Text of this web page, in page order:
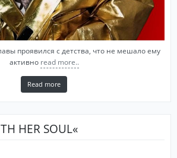
проявился с детства, что не мешало ему
активно read more..
Read more
HER SOUL«